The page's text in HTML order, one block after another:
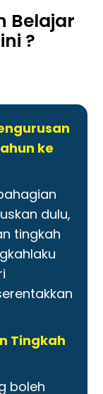
Belajar
?
ke
dulu,
tingkah
Tingkah
boleh